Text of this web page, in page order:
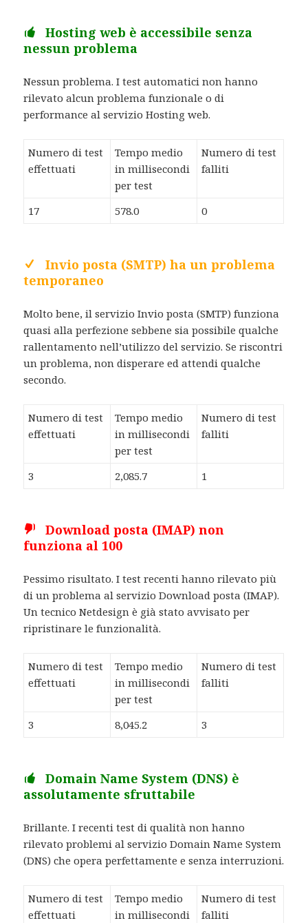
Hosting web è accessibile senza
nessun problema
Nessun problema. I test automatici non hanno
rilevato alcun problema funzionale o di
performance al servizio Hosting web.
Numero di test
effettuati
Tempo medio
in millisecondi
per test
Numero di test
falliti
17 578.0 0
Invio posta (SMTP) ha un problema
temporaneo
Molto bene, il servizio Invio posta (SMTP) funziona
quasi alla perfezione sebbene sia possibile qualche
rallentamento nell’utilizzo del servizio. Se riscontri
un problema, non disperare ed attendi qualche
secondo.
Numero di test
effettuati
Tempo medio
in millisecondi
per test
Numero di test
falliti
3 2,085.7 1
Download posta (IMAP) non
funziona al 100
Pessimo risultato. I test recenti hanno rilevato più
di un problema al servizio Download posta (IMAP).
Un tecnico Netdesign è già stato avvisato per
ripristinare le funzionalità.
Numero di test
effettuati
Tempo medio
in millisecondi
per test
Numero di test
falliti
3 8,045.2 3
Domain Name System (DNS) è
assolutamente sfruttabile
Brillante. I recenti test di qualità non hanno
rilevato problemi al servizio Domain Name System
(DNS) che opera perfettamente e senza interruzioni.
Numero di test
effettuati
Tempo medio
in millisecondi
Numero di test
falliti